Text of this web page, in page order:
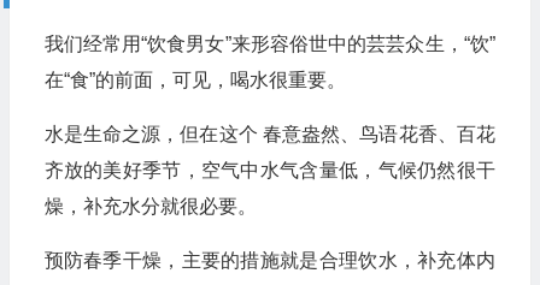
我们经常用“饮食男女”来形容俗世中的芸芸众生，“饮”
在“食”的前面，可见，喝水很重要。
水是生命之源，但在这个 春意盎然、鸟语花香、百花
齐放的美好季节，空气中水气含量低，气候仍然很干
燥，补充水分就很必要。
预防春季干燥，主要的措施就是合理饮水，补充体内